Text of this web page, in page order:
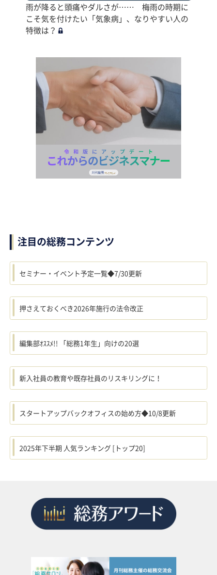
雨が降ると頭痛やダルさが…… 梅雨の時期に
こそ気を付けたい「気象病」、なりやすい人の
特徴は？
注目の総務コンテンツ
セミナー・イベント予定一覧◆7/30更新
押さえておくべき2026年施行の法令改正
編集部ｵｽｽﾒ!! 「総務1年生」向けの20選
新入社員の教育や既存社員のリスキリングに！
スタートアップバックオフィスの始め方◆10/8更新
2025年下半期 人気ランキング [トップ20]